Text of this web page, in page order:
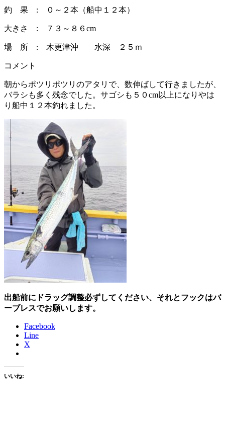
釣 果 : ０～２本（船中１２本）
大きさ : ７３～８６cm
場 所 : 木更津沖 水深 ２５ｍ
コメント
朝からポツリポツリのアタリで、数伸ばして行きましたが、
バラシも多く残念でした。サゴシも５０cm以上になりやは
り船中１２本釣れました。
出船前にドラッグ調整必ずしてください、それとフックはバ
ーブレスでお願いします。
Facebook
Line
X
いいね: